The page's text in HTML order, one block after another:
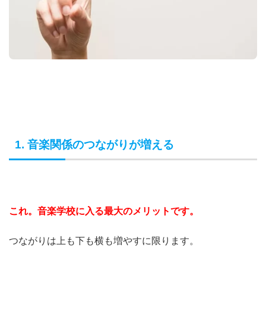
1. 音楽関係のつながりが増える
これ。音楽学校に入る最大のメリットです。
つながりは上も下も横も増やすに限ります。